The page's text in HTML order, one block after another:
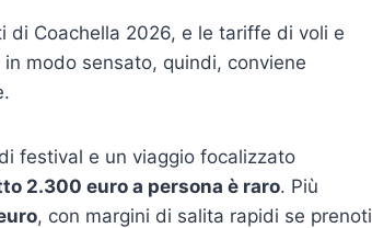
di Coachella 2026, e le tariffe di voli e
modo sensato, quindi, conviene
festival e un viaggio focalizzato
2.300 euro a persona è raro. Più
, con margini di salita rapidi se prenoti